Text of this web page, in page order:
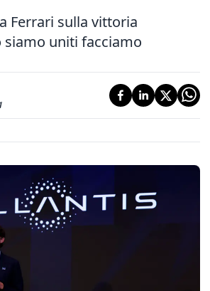
Ferrari sulla vittoria
siamo uniti facciamo